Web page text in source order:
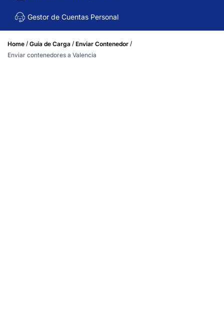
Gestor de Cuentas Personal
Home / Guía de Carga / Enviar Contenedor /
Enviar contenedores a Valencia